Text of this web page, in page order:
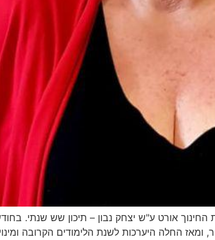
החינוך אורט ע"ש יצחק נבון – תיכון שש שנתי.
ומאז החלה היערכות לשנת הלימודים הקרובה